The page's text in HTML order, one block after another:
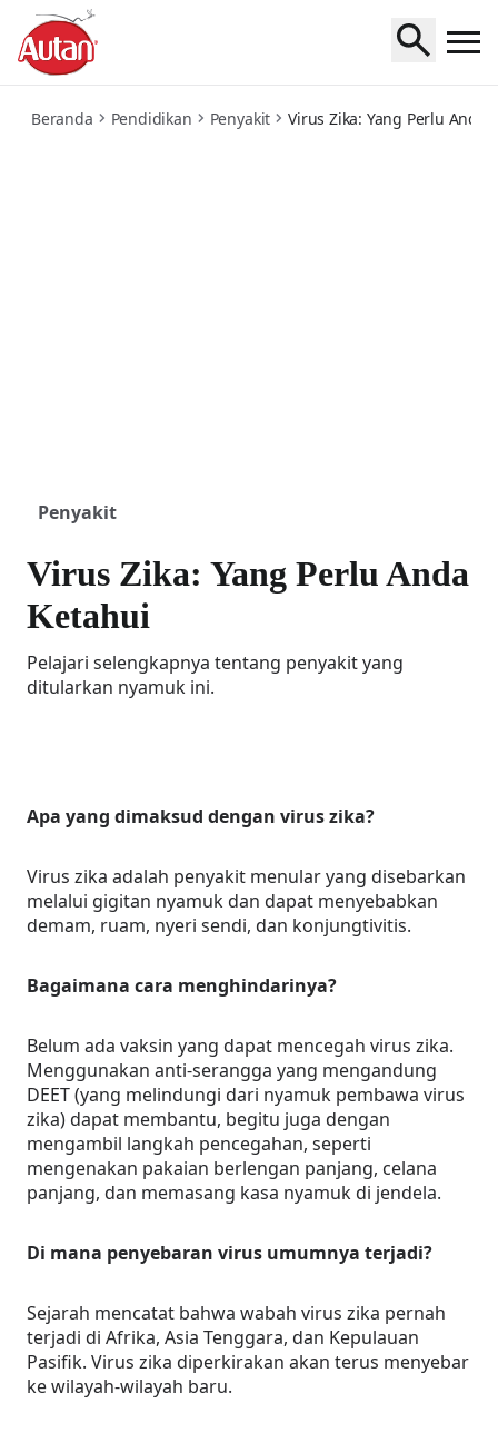
zika-virus-what-you-need-to-know
Beranda Pendidikan Penyakit Virus Zika: Yang Perlu Anda
Penyakit
Virus Zika: Yang Perlu Anda
Ketahui
Pelajari selengkapnya tentang penyakit yang
ditularkan nyamuk ini.
Apa yang dimaksud dengan virus zika?
Virus zika adalah penyakit menular yang disebarkan
melalui gigitan nyamuk dan dapat menyebabkan
demam, ruam, nyeri sendi, dan konjungtivitis.
Bagaimana cara menghindarinya?
Belum ada vaksin yang dapat mencegah virus zika.
Menggunakan anti-serangga yang mengandung
DEET (yang melindungi dari nyamuk pembawa virus
zika) dapat membantu, begitu juga dengan
mengambil langkah pencegahan, seperti
mengenakan pakaian berlengan panjang, celana
panjang, dan memasang kasa nyamuk di jendela.
Di mana penyebaran virus umumnya terjadi?
Sejarah mencatat bahwa wabah virus zika pernah
terjadi di Afrika, Asia Tenggara, dan Kepulauan
Pasifik. Virus zika diperkirakan akan terus menyebar
ke wilayah-wilayah baru.